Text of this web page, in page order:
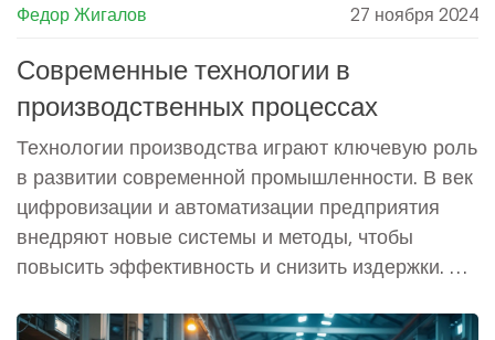
Федор Жигалов 27 ноября 2024
Современные технологии в
производственных процессах
Технологии производства играют ключевую роль
в развитии современной промышленности. В век
цифровизации и автоматизации предприятия
внедряют новые системы и методы, чтобы
повысить эффективность и снизить издержки. В
технологий производства, включая